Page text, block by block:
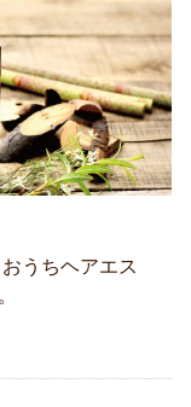
うちヘアエス